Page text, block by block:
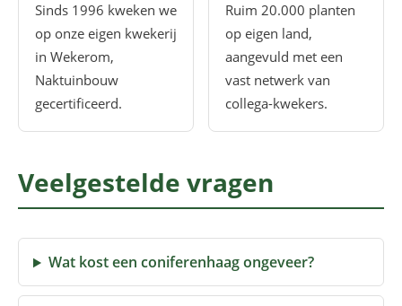
Sinds 1996 kweken we
op onze eigen kwekerij
in Wekerom,
Naktuinbouw
gecertificeerd.
Ruim 20.000 planten
op eigen land,
aangevuld met een
vast netwerk van
collega-kwekers.
Veelgestelde vragen
Wat kost een coniferenhaag ongeveer?